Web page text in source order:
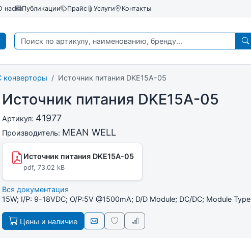
нас Публикации Прайс Услуги Контакты
конверторы Источник питания DKE15A-05
Источник питания DKE15A-05
Артикул: 41977
Производитель: MEAN WELL
Источник питания DKE15A-05
pdf, 73.02 kB
Вся документация
15W; I/P: 9-18VDC; O/P:5V @1500mA; D/D Module; DC/DC; Module Type
Цены и наличие